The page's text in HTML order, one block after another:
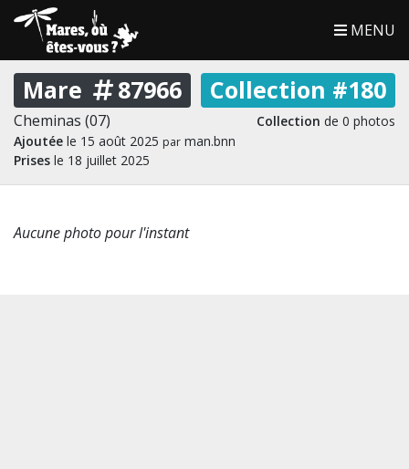
MENU
Mare 87966 Collection #180
Cheminas (07) Collection de 0 photos
Ajoutée le 15 août 2025 par man.bnn
Prises le 18 juillet 2025
Aucune photo pour l'instant